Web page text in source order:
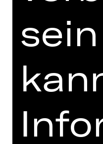
kein Relikt der
die Zukunft der
prägt.
DIGITALE
zur Online-
sein